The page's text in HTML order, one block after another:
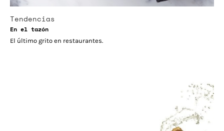
Tendencias
En el tazón
El último grito en restaurantes.